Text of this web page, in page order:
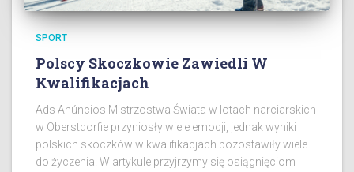
SPORT
Polscy Skoczkowie Zawiedli W
Kwalifikacjach
Ads Anúncios Mistrzostwa Świata w lotach narciarskich
w Oberstdorfie przyniosły wiele emocji, jednak wyniki
polskich skoczków w kwalifikacjach pozostawiły wiele
do życzenia. W artykule przyjrzymy się osiągnięciom